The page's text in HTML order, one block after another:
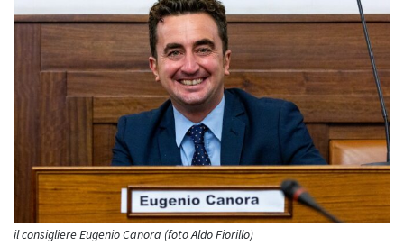
il consigliere Eugenio Canora (foto Aldo Fiorillo)